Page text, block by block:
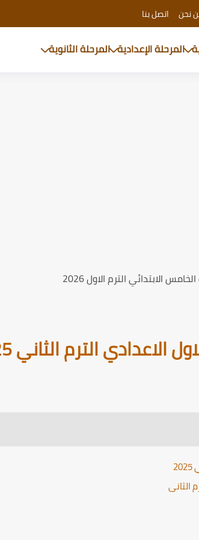
نحن اتصل بنا
المرحلة الإعدادية المرحلة الثانوية
الابتدائي الترم الاول 2026
الترم الثاني 2025
الثانى